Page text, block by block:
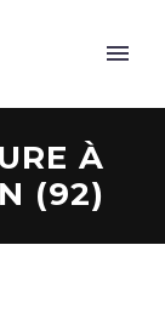
À
(92)